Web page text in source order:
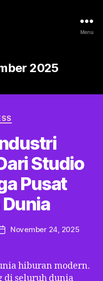
Menu
2025
Studio
Pusat
PostNovember 24, 2025
hiburan modern.
di seluruh dunia